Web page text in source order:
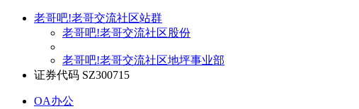
老哥吧!老哥交流社区站群
老哥吧!老哥交流社区股份
老哥吧!老哥交流社区地坪事业部
证券代码 SZ300715
OA办公